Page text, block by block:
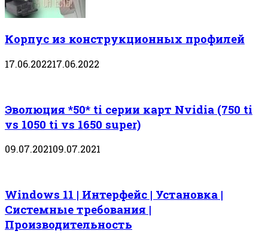
Корпус из конструкционных профилей
17.06.202217.06.2022
Эволюция *50* ti серии карт Nvidia (750 ti
vs 1050 ti vs 1650 super)
09.07.202109.07.2021
Windows 11 | Интерфейс | Установка |
Системные требования |
Производительность